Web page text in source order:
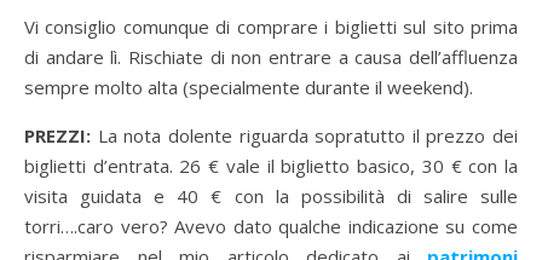
Vi consiglio comunque di comprare i biglietti sul sito prima
di andare lì. Rischiate di non entrare a causa dell’affluenza
sempre molto alta (specialmente durante il weekend).
PREZZI: La nota dolente riguarda sopratutto il prezzo dei
biglietti d’entrata. 26 € vale il biglietto basico, 30 € con la
visita guidata e 40 € con la possibilità di salire sulle
torri….caro vero? Avevo dato qualche indicazione su come